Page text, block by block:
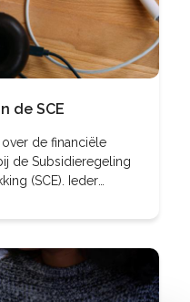
de SCE
de financiële
de Subsidieregeling
(SCE). Ieder